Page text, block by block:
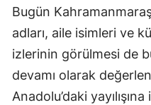
Bugün
adları, aile isimleri ve
izlerinin görülmesi de
devamı olarak
Anadolu’daki